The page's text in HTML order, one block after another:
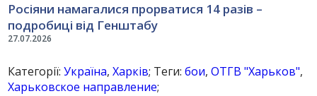
27.07.2026
Росіяни намагалися прорватися 14 разів –
подробиці від Генштабу
Категорії:Україна,Харків; Теги:бои,ОТГВ "Харьков",
Харьковское направление;